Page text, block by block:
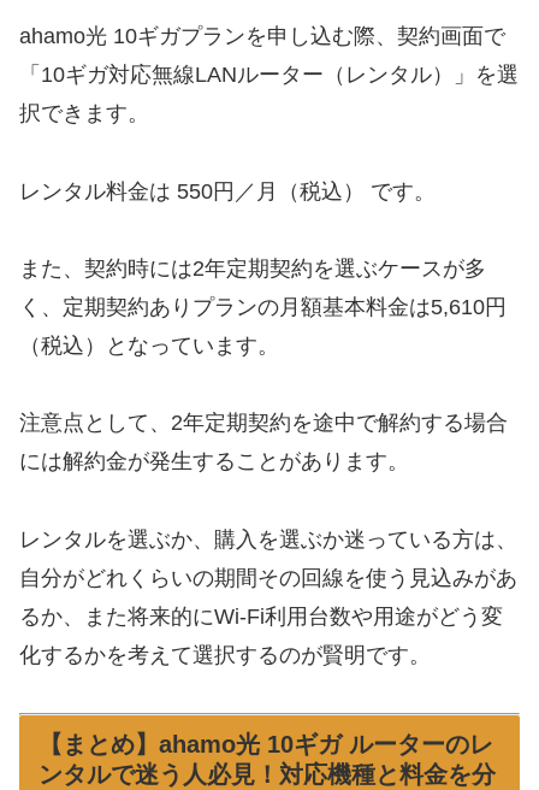
ahamo光 10ギガプランを申し込む際、契約画面で
「10ギガ対応無線LANルーター（レンタル）」を選
択できます。
レンタル料金は 550円／月（税込） です。
また、契約時には2年定期契約を選ぶケースが多
く、定期契約ありプランの月額基本料金は5,610円
（税込）となっています。
注意点として、2年定期契約を途中で解約する場合
には解約金が発生することがあります。
レンタルを選ぶか、購入を選ぶか迷っている方は、
自分がどれくらいの期間その回線を使う見込みがあ
るか、また将来的にWi-Fi利用台数や用途がどう変
化するかを考えて選択するのが賢明です。
【まとめ】ahamo光 10ギガ ルーターのレ
ンタルで迷う人必見！対応機種と料金を分